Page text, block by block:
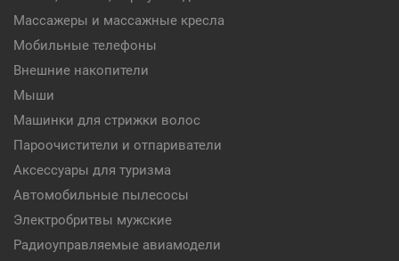
Массажеры и массажные кресла
Мобильные телефоны
Внешние накопители
Мыши
Машинки для стрижки волос
Пароочистители и отпариватели
Аксессуары для туризма
Автомобильные пылесосы
Электробритвы мужские
Радиоуправляемые авиамодели